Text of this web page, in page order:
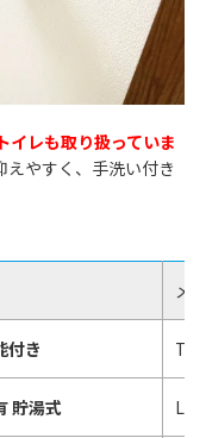
イレも取り扱っていま
えやすく、手洗い付き
メ
付き
貯湯式